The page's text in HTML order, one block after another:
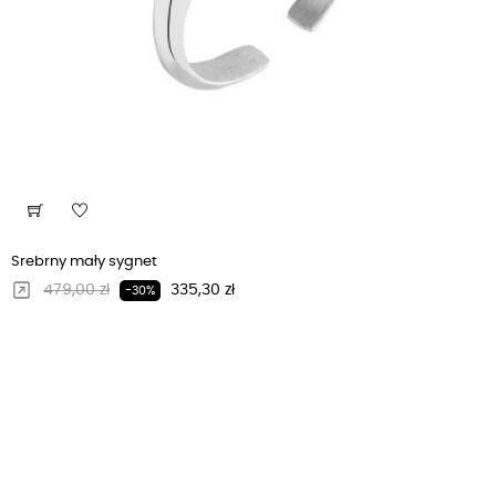
Srebrny mały sygnet
Regularna cena
479,00 zł -30% Cena
335,30 zł